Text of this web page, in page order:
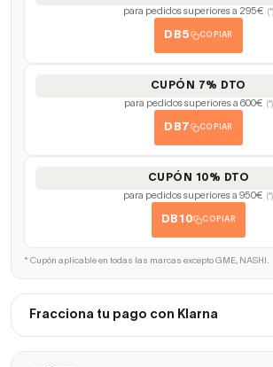
para pedidos superiores a 295€ (*)
DB5 COPIAR
CUPÓN 7% DTO
para pedidos superiores a 600€ (*)
DB7 COPIAR
CUPÓN 10% DTO
para pedidos superiores a 950€ (*)
DB10 COPIAR
* Cupón aplicable en todas las marcas excepto GME, NASHI.
Fracciona tu pago con Klarna